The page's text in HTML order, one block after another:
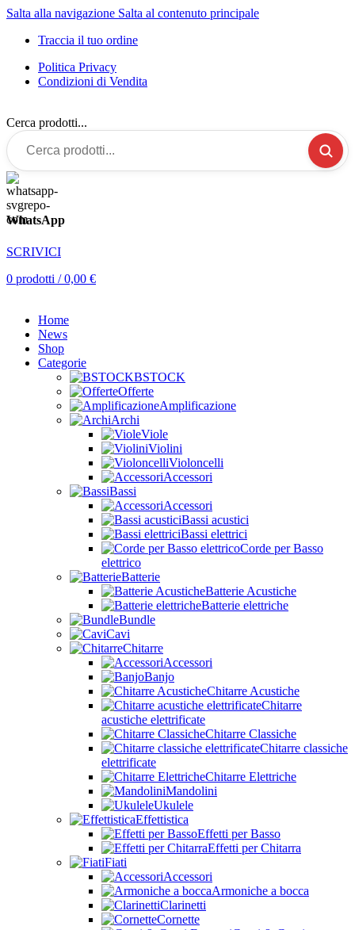
Salta alla navigazione Salta al contenuto principale
Traccia il tuo ordine
Politica Privacy
Condizioni di Vendita
Cerca prodotti...
WhatsApp
SCRIVICI
0 prodotti / 0,00 €
Home
News
Shop
Categorie
BSTOCK
Offerte
Amplificazione
Archi
Viole
Violini
Violoncelli
Accessori
Bassi
Accessori
Bassi acustici
Bassi elettrici
Corde per Basso
elettrico
Batterie
Batterie Acustiche
Batterie elettriche
Bundle
Cavi
Chitarre
Accessori
Banjo
Chitarre Acustiche
Chitarre
acustiche elettrificate
Chitarre Classiche
Chitarre classiche
elettrificate
Chitarre Elettriche
Mandolini
Ukulele
Effettistica
Effetti per Basso
Effetti per Chitarra
Fiati
Accessori
Armoniche a bocca
Clarinetti
Cornette